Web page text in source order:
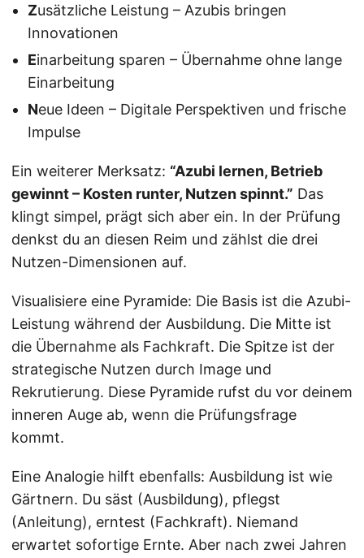
Zusätzliche Leistung – Azubis bringen
Innovationen
Einarbeitung sparen – Übernahme ohne lange
Einarbeitung
Neue Ideen – Digitale Perspektiven und frische
Impulse
Ein weiterer Merksatz: “Azubi lernen, Betrieb
gewinnt – Kosten runter, Nutzen spinnt.” Das
klingt simpel, prägt sich aber ein. In der Prüfung
denkst du an diesen Reim und zählst die drei
Nutzen-Dimensionen auf.
Visualisiere eine Pyramide: Die Basis ist die Azubi-
Leistung während der Ausbildung. Die Mitte ist
die Übernahme als Fachkraft. Die Spitze ist der
strategische Nutzen durch Image und
Rekrutierung. Diese Pyramide rufst du vor deinem
inneren Auge ab, wenn die Prüfungsfrage
kommt.
Eine Analogie hilft ebenfalls: Ausbildung ist wie
Gärtnern. Du säst (Ausbildung), pflegst
(Anleitung), erntest (Fachkraft). Niemand
erwartet sofortige Ernte. Aber nach zwei Jahren